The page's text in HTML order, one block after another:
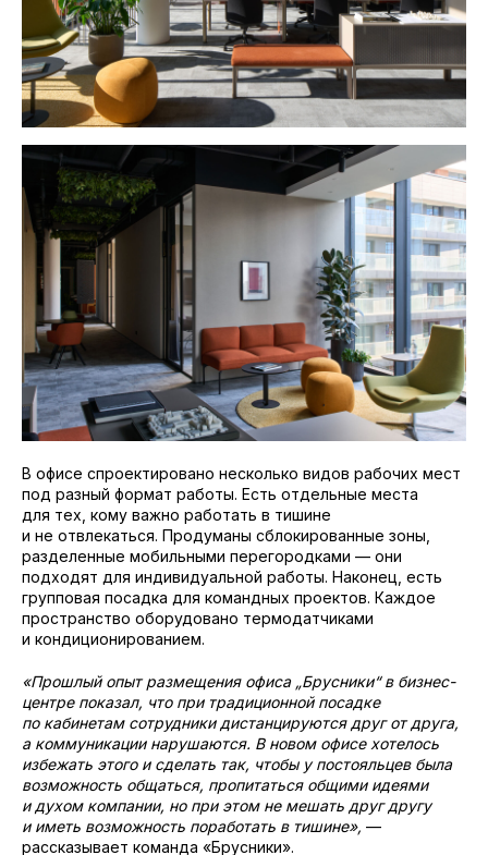
В офисе спроектировано несколько видов рабочих мест
под разный формат работы. Есть отдельные места
для тех, кому важно работать в тишине
и не отвлекаться. Продуманы сблокированные зоны,
разделенные мобильными перегородками — они
подходят для индивидуальной работы. Наконец, есть
групповая посадка для командных проектов. Каждое
пространство оборудовано термодатчиками
и кондиционированием.
«Прошлый опыт размещения офиса „Брусники“ в бизнес-
центре показал, что при традиционной посадке
по кабинетам сотрудники дистанцируются друг от друга,
а коммуникации нарушаются. В новом офисе хотелось
избежать этого и сделать так, чтобы у постояльцев была
возможность общаться, пропитаться общими идеями
и духом компании, но при этом не мешать друг другу
и иметь возможность поработать в тишине», —
рассказывает команда «Брусники».